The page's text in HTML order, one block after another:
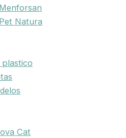
Natura
plastico
Cat